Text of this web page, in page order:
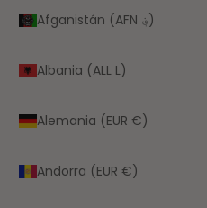
Afganistán (AFN ؋)
Albania (ALL L)
Alemania (EUR €)
Andorra (EUR €)